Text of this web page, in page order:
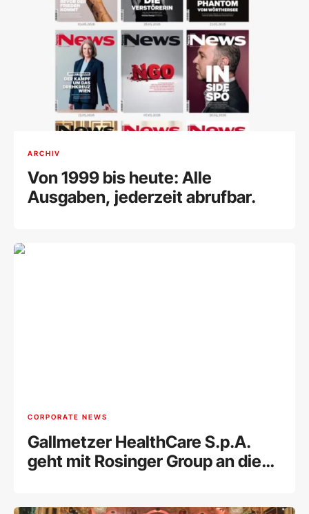
ARCHIV
Von 1999 bis heute: Alle
Ausgaben, jederzeit abrufbar.
CORPORATE NEWS
Gallmetzer HealthCare S.p.A.
geht mit Rosinger Group an die